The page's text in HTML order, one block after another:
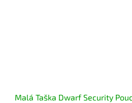
Malá Taška Dwarf Security